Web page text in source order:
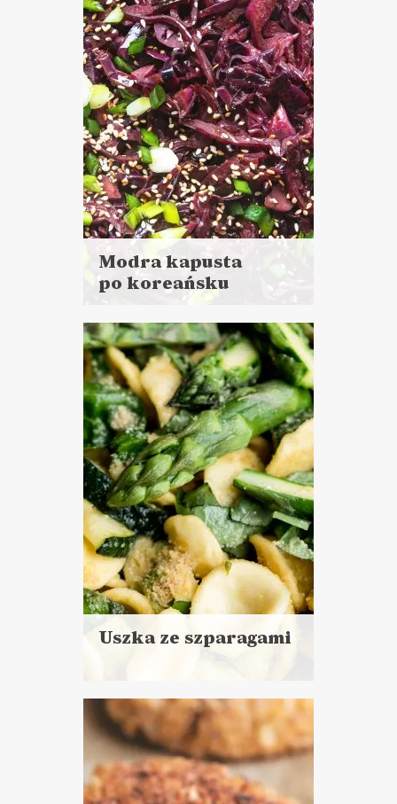
DANIA GŁÓWNE
GOTOWANIE NA
KWARANTANNIE ?
Modra kapusta
po koreańsku
więcej
Czas przygotowania:
do 30 minut
DANIA GŁÓWNE
LUNCHE DO PRACY
Uszka ze szparagami
więcej
Czas przygotowania:
do 30 minut
DANIA GŁÓWNE
LUNCHE DO PRACY